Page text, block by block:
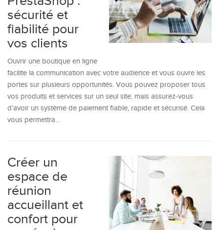
sécurité et
fiabilité pour
vos clients
Ouvrir une boutique en ligne
facilite la communication avec votre audience et vous ouvre les
portes sur plusieurs opportunités. Vous pouvez proposer tous
vos produits et services sur un seul site, mais assurez-vous
d’avoir un système de paiement fiable, rapide et sécurisé. Cela
vous permettra…
Créer un
espace de
réunion
accueillant et
confort pour